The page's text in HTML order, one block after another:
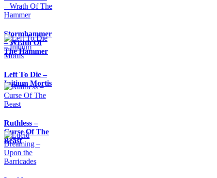
Stormhammer
– Wrath Of
The Hammer
Left To Die –
Initium Mortis
Ruthless –
Curse Of The
Beast